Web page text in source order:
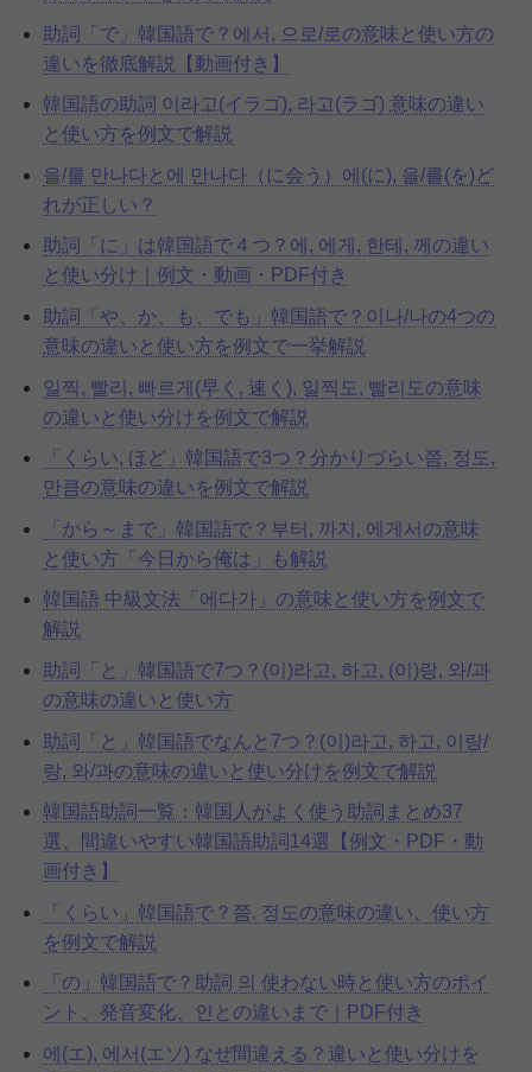
助詞「で」韓国語で？에서, 으로/로の意味と使い方の
違いを徹底解説【動画付き】
韓国語の助詞 이라고(イラゴ), 라고(ラゴ) 意味の違い
と使い方を例文で解説
을/를 만나다と에 만나다（に会う）에(に), 을/를(を)ど
れが正しい？
助詞「に」は韓国語で４つ？에, 에게, 한테, 께の違い
と使い分け｜例文・動画・PDF付き
助詞「や、か、も、でも」韓国語で？이나/나の4つの
意味の違いと使い方を例文で一挙解説
일찍, 빨리, 빠르게(早く, 速く), 일찍도, 빨리도の意味
の違いと使い分けを例文で解説
「くらい, ほど」韓国語で3つ？分かりづらい쯤, 정도,
만큼の意味の違いを例文で解説
「から～まで」韓国語で？부터, 까지, 에게서の意味
と使い方「今日から俺は」も解説
韓国語 中級文法「에다가」の意味と使い方を例文で
解説
助詞「と」韓国語で7つ？(이)라고, 하고, (이)랑, 와/과
の意味の違いと使い方
助詞「と」韓国語でなんと7つ？(이)라고, 하고, 이랑/
랑, 와/과の意味の違いと使い分けを例文で解説
韓国語助詞一覧：韓国人がよく使う助詞まとめ37
選、間違いやすい韓国語助詞14選【例文・PDF・動
画付き】
「くらい」韓国語で？쯤, 정도の意味の違い、使い方
を例文で解説
「の」韓国語で？助詞 의 使わない時と使い方のポイ
ント、発音変化、인との違いまで｜PDF付き
에(エ), 에서(エソ) なぜ間違える？違いと使い分けを